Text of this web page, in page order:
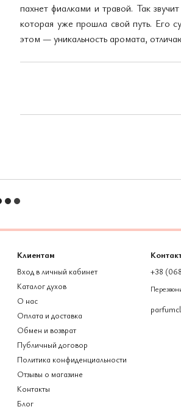
пахнет фиалками и травой. Так
которая уже прошла свой путь. Его
этом — уникальность аромата,
Клиентам
Вход в личный кабинет
Каталог духов
О нас
Оплата и доставка
Обмен и возврат
Публичный договор
Политика конфиденциальности
Отзывы о магазине
Контакты
Блог
+38